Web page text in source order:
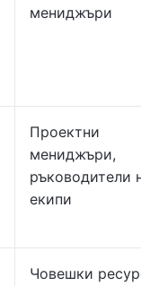
мениджъри
Проектни
мениджъри,
ръководители на
екипи
Човешки